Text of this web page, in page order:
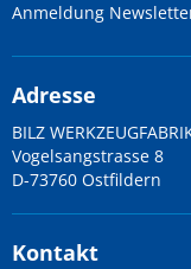
Anmeldung
Adresse
BILZ
Vogelsangstrasse 8
D-73760 Ostfildern
Kontakt